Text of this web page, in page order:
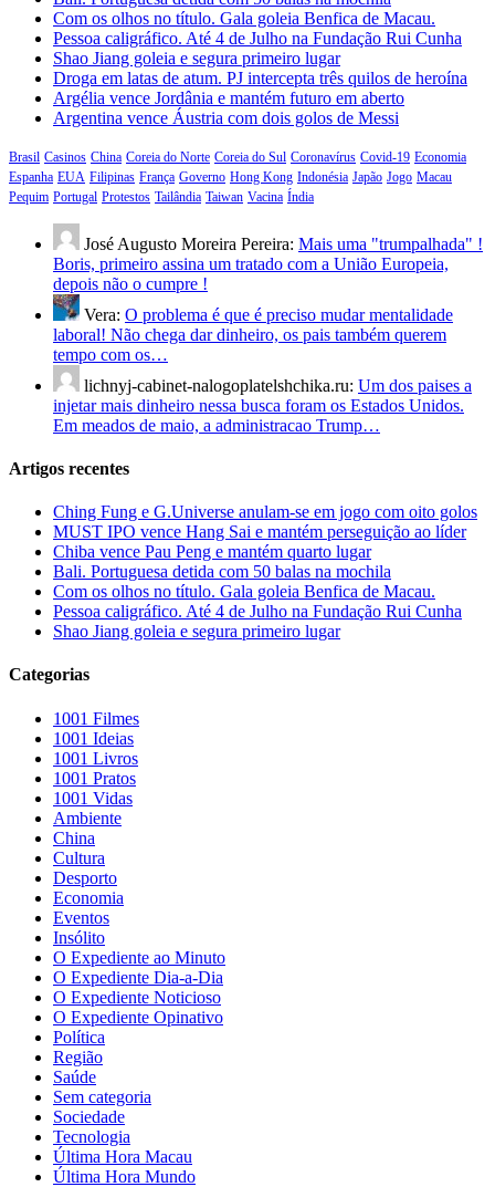
Com os olhos no título. Gala goleia Benfica de Macau.
Pessoa caligráfico. Até 4 de Julho na Fundação Rui Cunha
Shao Jiang goleia e segura primeiro lugar
Droga em latas de atum. PJ intercepta três quilos de heroína
Argélia vence Jordânia e mantém futuro em aberto
Argentina vence Áustria com dois golos de Messi
Brasil Casinos China Coreia do Norte Coreia do Sul Coronavírus Covid-19 Economia
Espanha EUA Filipinas França Governo Hong Kong Indonésia Japão Jogo Macau
Pequim Portugal Protestos Tailândia Taiwan Vacina Índia
José Augusto Moreira Pereira: Mais uma "trumpalhada" !
Boris, primeiro assina um tratado com a União Europeia,
depois não o cumpre !
Vera: O problema é que é preciso mudar mentalidade
laboral! Não chega dar dinheiro, os pais também querem
tempo com os…
lichnyj-cabinet-nalogoplatelshchika.ru: Um dos paises a
injetar mais dinheiro nessa busca foram os Estados Unidos.
Em meados de maio, a administracao Trump…
Artigos recentes
Ching Fung e G.Universe anulam-se em jogo com oito golos
MUST IPO vence Hang Sai e mantém perseguição ao líder
Chiba vence Pau Peng e mantém quarto lugar
Bali. Portuguesa detida com 50 balas na mochila
Com os olhos no título. Gala goleia Benfica de Macau.
Pessoa caligráfico. Até 4 de Julho na Fundação Rui Cunha
Shao Jiang goleia e segura primeiro lugar
Categorias
1001 Filmes
1001 Ideias
1001 Livros
1001 Pratos
1001 Vidas
Ambiente
China
Cultura
Desporto
Economia
Eventos
Insólito
O Expediente ao Minuto
O Expediente Dia-a-Dia
O Expediente Noticioso
O Expediente Opinativo
Política
Região
Saúde
Sem categoria
Sociedade
Tecnologia
Última Hora Macau
Última Hora Mundo